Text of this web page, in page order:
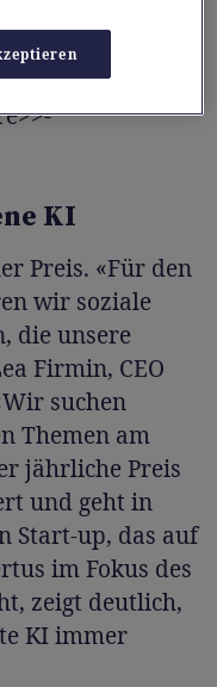
dem Besitz
Jahr steht
KI
Preis. «Für den
wir soziale
die unsere
Firmin, CEO
suchen
Themen am
jährliche Preis
und geht in
Start-up, das auf
im Fokus des
zeigt deutlich,
KI immer